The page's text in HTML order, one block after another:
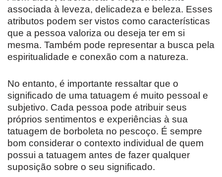
associada à leveza, delicadeza e beleza. Esses
atributos podem ser vistos como características
que a pessoa valoriza ou deseja ter em si
mesma. Também pode representar a busca pela
espiritualidade e conexão com a natureza.
No entanto, é importante ressaltar que o
significado de uma tatuagem é muito pessoal e
subjetivo. Cada pessoa pode atribuir seus
próprios sentimentos e experiências à sua
tatuagem de borboleta no pescoço. É sempre
bom considerar o contexto individual de quem
possui a tatuagem antes de fazer qualquer
suposição sobre o seu significado.